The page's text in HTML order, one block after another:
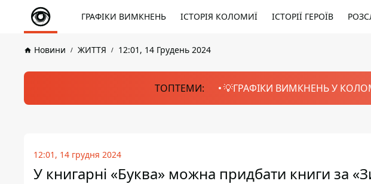
ГРАФІКИ ВИМКНЕНЬ ІСТОРІЯ КОЛОМИЇ ІСТОРІЇ ГЕРОЇВ
Новини ЖИТТЯ 12:01, 14 Грудень 2024
ТОПТЕМИ: 💡ГРАФІКИ ВИМКНЕНЬ У
12:01, 14 грудня 2024
У книгарні «Буква» можна придбати книги за